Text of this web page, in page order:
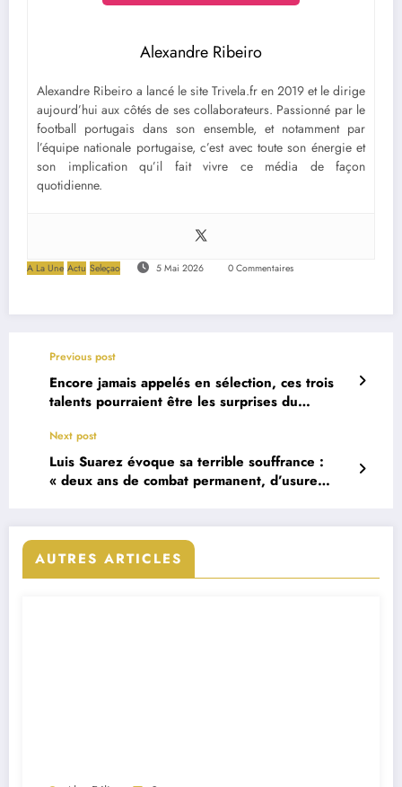
Alexandre Ribeiro
Alexandre Ribeiro a lancé le site Trivela.fr en 2019 et le dirige
aujourd’hui aux côtés de ses collaborateurs. Passionné par le
football portugais dans son ensemble, et notamment par
l’équipe nationale portugaise, c’est avec toute son énergie et
son implication qu’il fait vivre ce média de façon
quotidienne.
A La Une Actu Seleçao 5 Mai 2026 0 Commentaires
Previous post
Encore jamais appelés en sélection, ces trois
talents pourraient être les surprises du
Next post
Luis Suarez évoque sa terrible souffrance :
« deux ans de combat permanent, d’usure
AUTRES ARTICLES